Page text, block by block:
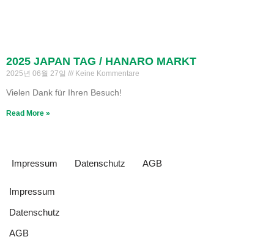
2025 JAPAN TAG / HANARO MARKT
2025년 06월 27일 Keine Kommentare
Vielen Dank für Ihren Besuch!
Read More »
Impressum Datenschutz AGB
Impressum
Datenschutz
AGB